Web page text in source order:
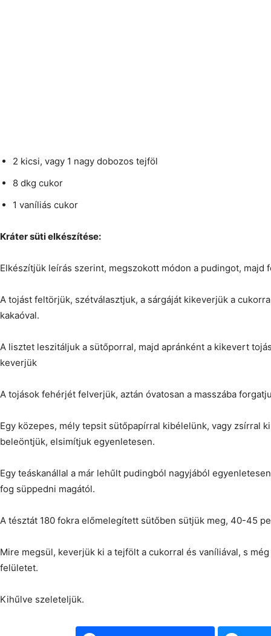
2 kicsi, vagy 1 nagy dobozos tejföl
8 dkg cukor
1 vaníliás cukor
Kráter süti elkészítése:
Elkészítjük leírás szerint, megszokott módon a pudingot, majd
A tojást feltörjük, szétválasztjuk, a sárgáját kikeverjük a
kakaóval.
A lisztet leszitáljuk a sütőporral, majd apránként a kikevert
keverjük
A tojások fehérjét felverjük, aztán óvatosan a masszába
Egy közepes, mély tepsit sütőpapírral kibélelünk, vagy zsírral
beleöntjük, elsimítjuk egyenletesen.
Egy teáskanállal a már lehűlt pudingból nagyjából
fog süppedni magától.
A tésztát 180 fokra előmelegített sütőben sütjük meg, 40-45
Mire megsül, keverjük ki a tejfölt a cukorral és vaníliával, s
felületet.
Kihűlve szeleteljük.